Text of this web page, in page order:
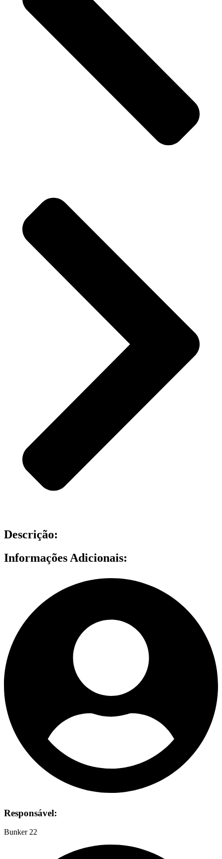
Descrição:
Informações Adicionais:
Responsável:
Bunker 22